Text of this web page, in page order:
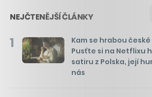
NEJČTENĚJŠÍ ČLÁNKY
1
Kam se hrabou
Pusťte si na Netflixu
satiru z Polska, její
nás